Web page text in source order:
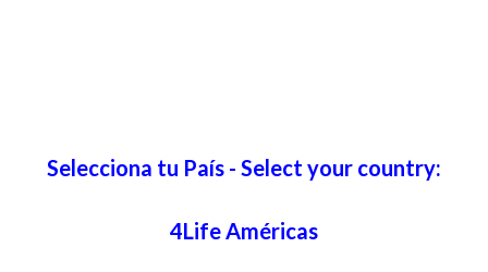
Selecciona tu País - Select your country:
4Life Américas